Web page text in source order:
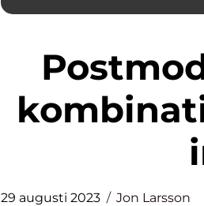
Postmodern arkitektur: En
29 augusti 2023 Jon Larsson